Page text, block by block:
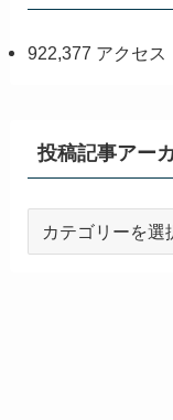
922,377 アクセス
投稿記事アー